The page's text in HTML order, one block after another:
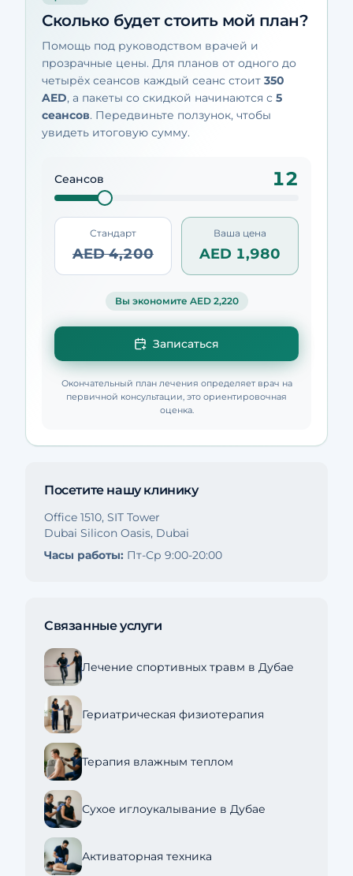
Сколько будет стоить мой план?
Помощь под руководством врачей и
прозрачные цены. Для планов от одного до
четырёх сеансов каждый сеанс стоит 350
AED, а пакеты со скидкой начинаются с 5
сеансов. Передвиньте ползунок, чтобы
увидеть итоговую сумму.
Сеансов 12
Стандарт
AED 4,200
Ваша цена
AED 1,980
Вы экономите AED 2,220
Записаться
Окончательный план лечения определяет врач на
первичной консультации, это ориентировочная
оценка.
Посетите нашу клинику
Office 1510, SIT Tower
Dubai Silicon Oasis, Dubai
Часы работы: Пт-Ср 9:00-20:00
Связанные услуги
Лечение спортивных травм в Дубае
Гериатрическая физиотерапия
Терапия влажным теплом
Сухое иглоукалывание в Дубае
Активаторная техника